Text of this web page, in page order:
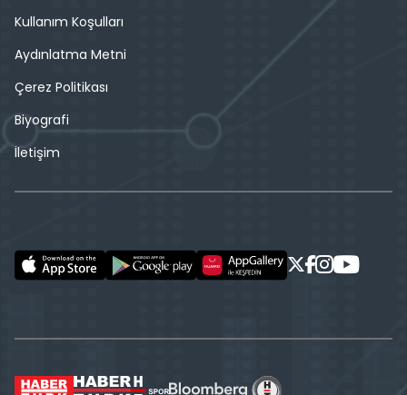
Kullanım Koşulları
Aydınlatma Metni
Çerez Politikası
Biyografi
İletişim